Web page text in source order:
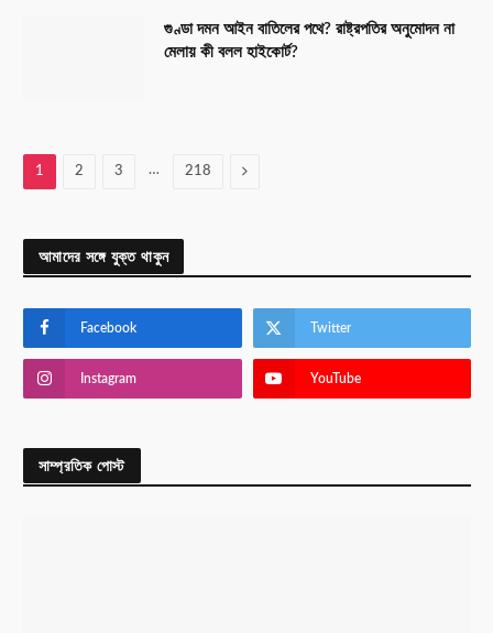
গুণ্ডা দমন আইন বাতিলের পথে? রাষ্ট্রপতির অনুমোদন না
মেলায় কী বলল হাইকোর্ট?
1 2 3 … 218 Next
আমাদের সঙ্গে যুক্ত থাকুন
Facebook Twitter
Instagram YouTube
সাম্প্রতিক পোস্ট